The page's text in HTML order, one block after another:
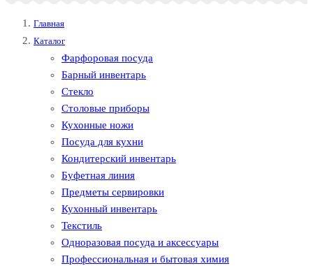
Главная
Каталог
Фарфоровая посуда
Барный инвентарь
Стекло
Столовые приборы
Кухонные ножи
Посуда для кухни
Кондитерский инвентарь
Буфетная линия
Предметы сервировки
Кухонный инвентарь
Текстиль
Одноразовая посуда и аксессуары
Профессиональная и бытовая химия